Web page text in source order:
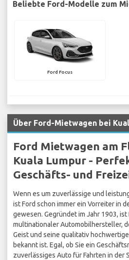
Beliebte Ford-Modelle zum
Ford Focus
Über Ford-Mietwagen bei
Ford Mietwagen am
Kuala Lumpur -
Geschäfts- und
Wenn es um zuverlässige und
ist Ford schon immer ein Vorreiter in
gewesen. Gegründet im Jahr 1903,
multinationaler Automobilhersteller,
Geist und seine qualitativ
bekannt ist. Egal, ob Sie ein
zuverlässiges Auto für Fahrten in der